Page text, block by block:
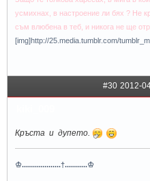
усмихнах, в настроение ли бях ? Не
съм влюбена в теб, и никога не ще
[img]http://25.media.tumblr.com/
#30 2012-
Кръста и дупето.
♔...................†...........♔